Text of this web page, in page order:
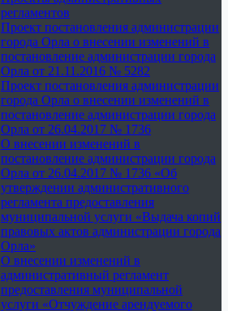
регламентов
Проект постановления администрации
города Орла о внесении изменений в
постановление администрации города
Орла от 21.11.2016 № 5282
Проект постановления администрации
города Орла о внесении изменений в
постановление администрации города
Орла от 26.04.2017 № 1736
О внесении изменений в
постановление администрации города
Орла от 26.04.2017 № 1736 «Об
утверждении административного
регламента предоставления
муниципальной услуги «Выдача копий
правовых актов администрации города
Орла»
О внесении изменений в
административный регламент
предоставления муниципальной
услуги «Отчуждение арендуемого